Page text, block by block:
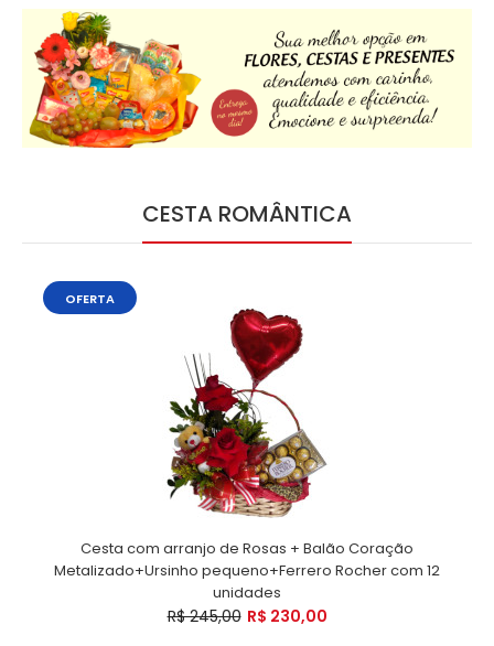
CESTA ROMÂNTICA
OFERTA
Cesta com arranjo de Rosas + Balão Coração
Metalizado+Ursinho pequeno+Ferrero Rocher com 12
unidades
R$ 245,00 R$ 230,00